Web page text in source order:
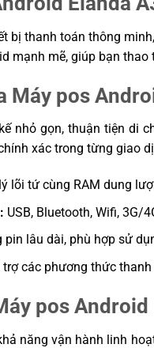
x 180mm x 330mm
x 100 mm
hình phụ hiển thị 15 inch
VFD, USB (VCOM), 2 x 20
bị thanh toán thông
mạnh mẽ, giúp bạn
Máy pos
nhỏ gọn, thuận tiện di
xác trong từng giao
lõi tứ cùng RAM dung
USB, Bluetooth, Wifi, 3G/
pin lâu dài, phù hợp sử
trợ các phương thức
pos Android
năng vận hành linh